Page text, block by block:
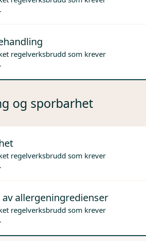
regelverksbrudd som krever
og sporbarhet
regelverksbrudd som krever
allergeningredienser
regelverksbrudd som krever